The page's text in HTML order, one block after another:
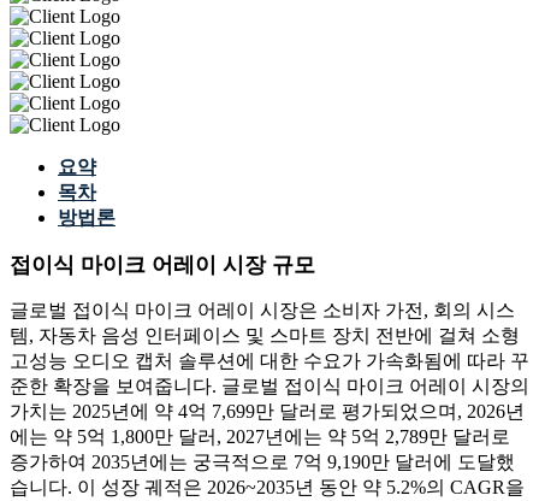
요약
목차
방법론
접이식 마이크 어레이 시장 규모
글로벌 접이식 마이크 어레이 시장은 소비자 가전, 회의 시스
템, 자동차 음성 인터페이스 및 스마트 장치 전반에 걸쳐 소형
고성능 오디오 캡처 솔루션에 대한 수요가 가속화됨에 따라 꾸
준한 확장을 보여줍니다. 글로벌 접이식 마이크 어레이 시장의
가치는 2025년에 약 4억 7,699만 달러로 평가되었으며, 2026년
에는 약 5억 1,800만 달러, 2027년에는 약 5억 2,789만 달러로
증가하여 2035년에는 궁극적으로 7억 9,190만 달러에 도달했
습니다. 이 성장 궤적은 2026~2035년 동안 약 5.2%의 CAGR을